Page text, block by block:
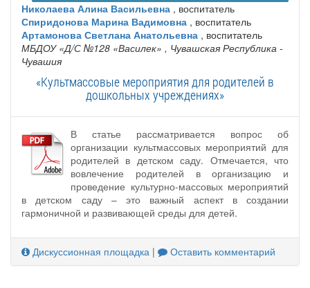
Николаева Алина Васильевна , воспитатель
Спиридонова Марина Вадимовна , воспитатель
Артамонова Светлана Анатольевна , воспитатель
МБДОУ «Д/С №128 «Василек» , Чувашская Республика -
Чувашия
«Культмассовые мероприятия для родителей в
дошкольных учреждениях»
В статье рассматривается вопрос об
организации культмассовых мероприятий для
родителей в детском саду. Отмечается, что
вовлечение родителей в организацию и
проведение культурно-массовых мероприятий
в детском саду – это важный аспект в создании
гармоничной и развивающей среды для детей.
Дискуссионная площадка | Оставить комментарий